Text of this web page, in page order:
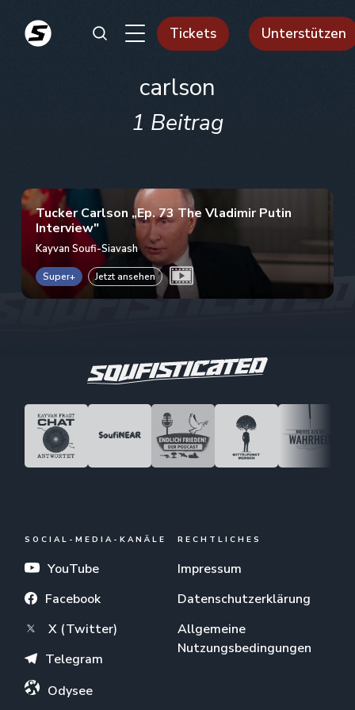
Tickets Unterstützen
carlson
1 Beitrag
Tucker Carlson „Ep. 73 The Vladimir Putin
Interview"
Kayvan Soufi-Siavash
Super+ Jetzt ansehen
SOCIAL-MEDIA-KANÄLE
YouTube
Facebook
X (Twitter)
Telegram
Odysee
RECHTLICHES
Impressum
Datenschutzerklärung
Allgemeine
Nutzungsbedingungen